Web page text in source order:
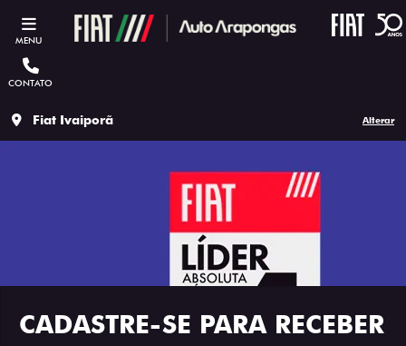
MENU
CONTATO
Fiat Ivaiporã Alterar
CADASTRE-SE PARA RECEBER